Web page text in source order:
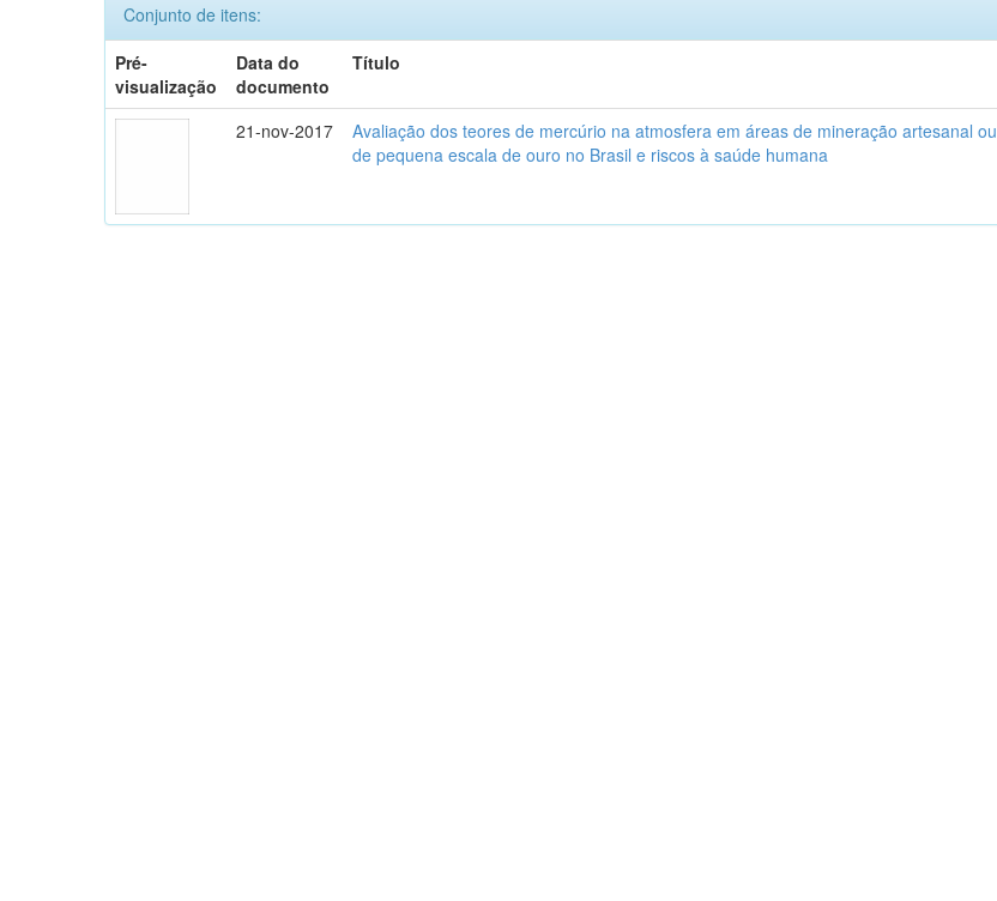
Conjunto de itens:
Pré-
visualização
Data do
documento
Título
21-nov-2017
Avaliação dos teores de mercúrio na atmosfera em áreas de mineração artesanal ou
de pequena escala de ouro no Brasil e riscos à saúde humana